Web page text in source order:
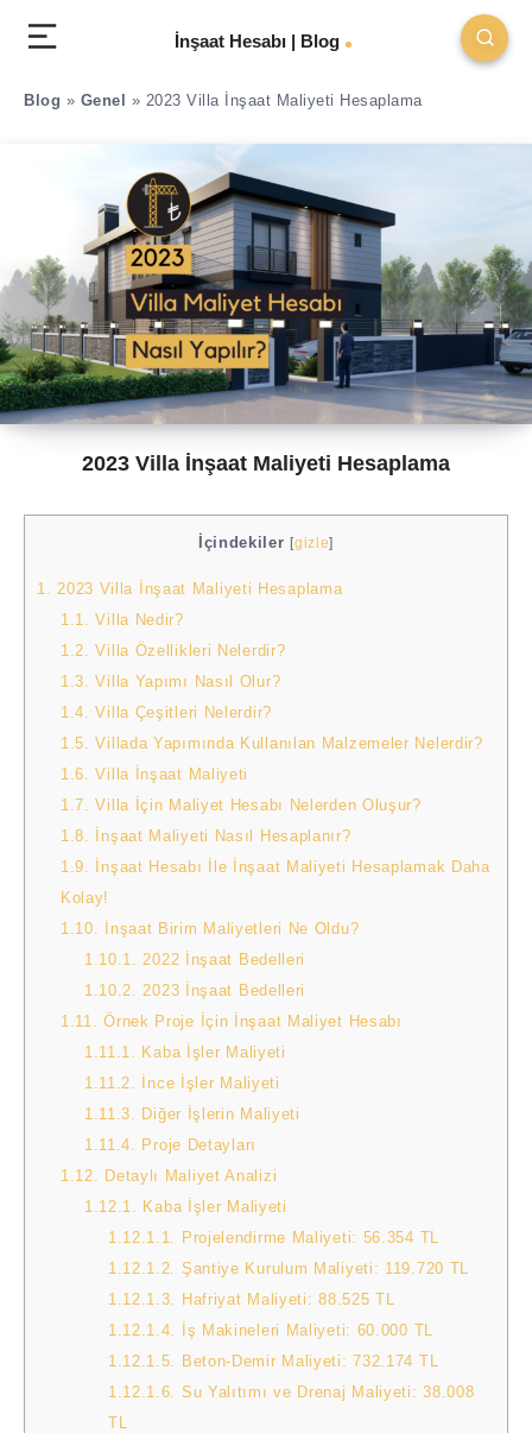
İnşaat Hesabı | Blog
Blog » Genel » 2023 Villa İnşaat Maliyeti Hesaplama
2023 Villa İnşaat Maliyeti Hesaplama
İçindekiler [gizle]
1.
2023 Villa İnşaat Maliyeti Hesaplama
1.1.
Villa Nedir?
1.2.
Villa Özellikleri Nelerdir?
1.3.
Villa Yapımı Nasıl Olur?
1.4.
Villa Çeşitleri Nelerdir?
1.5.
Villada Yapımında Kullanılan Malzemeler Nelerdir?
1.6.
Villa İnşaat Maliyeti
1.7.
Villa İçin Maliyet Hesabı Nelerden Oluşur?
1.8.
İnşaat Maliyeti Nasıl Hesaplanır?
1.9.
İnşaat Hesabı İle İnşaat Maliyeti Hesaplamak Daha
Kolay!
1.10.
İnşaat Birim Maliyetleri Ne Oldu?
1.10.1.
2022 İnşaat Bedelleri
1.10.2.
2023 İnşaat Bedelleri
1.11.
Örnek Proje İçin İnşaat Maliyet Hesabı
1.11.1.
Kaba İşler Maliyeti
1.11.2.
İnce İşler Maliyeti
1.11.3.
Diğer İşlerin Maliyeti
1.11.4.
Proje Detayları
1.12.
Detaylı Maliyet Analizi
1.12.1.
Kaba İşler Maliyeti
1.12.1.1.
Projelendirme Maliyeti: 56.354 TL
1.12.1.2.
Şantiye Kurulum Maliyeti: 119.720 TL
1.12.1.3.
Hafriyat Maliyeti: 88.525 TL
1.12.1.4.
İş Makineleri Maliyeti: 60.000 TL
1.12.1.5.
Beton-Demir Maliyeti: 732.174 TL
1.12.1.6.
Su Yalıtımı ve Drenaj Maliyeti: 38.008
TL